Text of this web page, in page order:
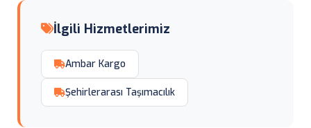
İlgili Hizmetlerimiz
Ambar Kargo
Şehirlerarası Taşımacılık